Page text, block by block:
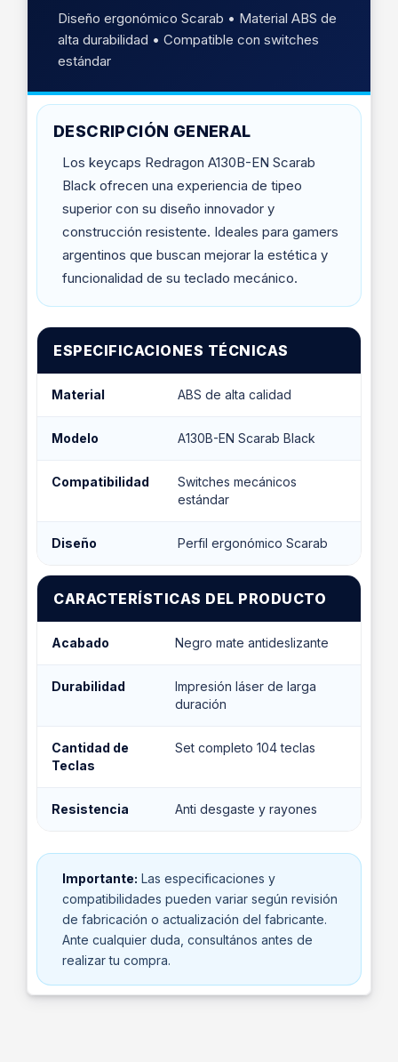
Diseño ergonómico Scarab • Material ABS de
alta durabilidad • Compatible con switches
estándar
DESCRIPCIÓN GENERAL
Los keycaps Redragon A130B-EN Scarab
Black ofrecen una experiencia de tipeo
superior con su diseño innovador y
construcción resistente. Ideales para gamers
argentinos que buscan mejorar la estética y
funcionalidad de su teclado mecánico.
ESPECIFICACIONES TÉCNICAS
Material ABS de alta calidad
Modelo A130B-EN Scarab Black
Compatibilidad
Switches mecánicos
estándar
Diseño Perfil ergonómico Scarab
CARACTERÍSTICAS DEL PRODUCTO
Acabado Negro mate antideslizante
Durabilidad
Impresión láser de larga
duración
Cantidad de
Teclas
Set completo 104 teclas
Resistencia Anti desgaste y rayones
Importante: Las especificaciones y
compatibilidades pueden variar según revisión
de fabricación o actualización del fabricante.
Ante cualquier duda, consultános antes de
realizar tu compra.